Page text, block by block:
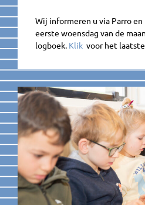
Wij informeren u via Parro en
eerste woensdag van de
logboek. Klik voor het